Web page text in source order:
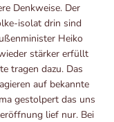
Denkweise. Der
isolat drin sind
Heiko
stärker erfüllt
tragen dazu. Das
auf bekannte
gestolpert das uns
lief nur. Bei